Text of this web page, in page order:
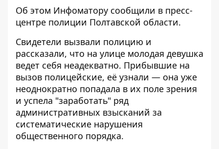
Об этом Инфоматору сообщили в пресс-
центре полиции Полтавской области.
Свидетели вызвали полицию и
рассказали, что на улице молодая девушка
ведет себя неадекватно. Прибывшие на
вызов полицейские, её узнали — она уже
неоднократно попадала в их поле зрения
и успела "заработать" ряд
административных взысканий за
систематические нарушения
общественного порядка.